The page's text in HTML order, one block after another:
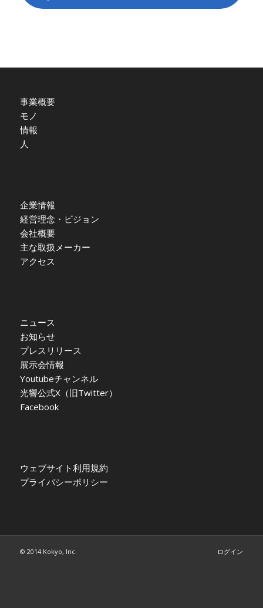
事業概要
モノ
情報
人
企業情報
経営理念・ビジョン
会社概要
主な取扱メーカー
アクセス
ニュース
お知らせ
プレスリリース
展示会情報
Youtubeチャンネル
光響公式X（旧Twitter）
Facebook
ウェブサイト利用規約
プライバシーポリシー
© 2014 Kokyo, Inc. ログイン